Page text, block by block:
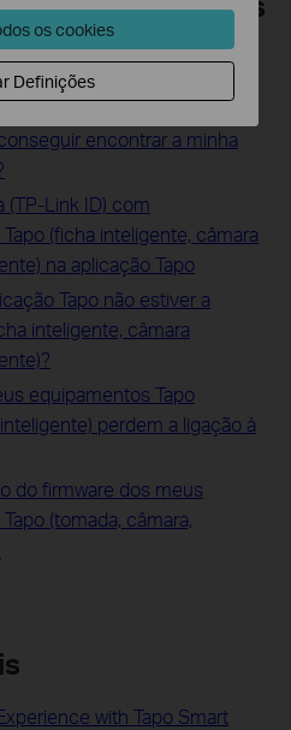
Firmware via the Kasa App
encontrar a minha
(TP-Link ID) com
(ficha inteligente, câmara
na aplicação Tapo
Tapo não estiver a
inteligente, câmara
equipamentos Tapo
perdem a ligação à
do firmware dos meus
(tomada, câmara,
with Tapo Smart
os cookies
Definições